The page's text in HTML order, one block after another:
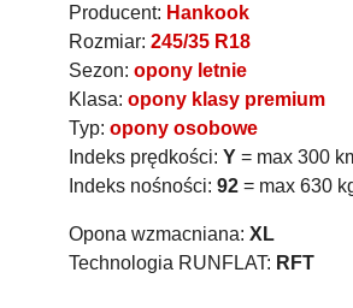
Producent: Hankook
Rozmiar: 245/35 R18
Sezon: opony letnie
Klasa: opony klasy premium
Typ: opony osobowe
Indeks prędkości: Y = max 300
Indeks nośności: 92 = max 630
Opona wzmacniana: XL
Technologia RUNFLAT: RFT